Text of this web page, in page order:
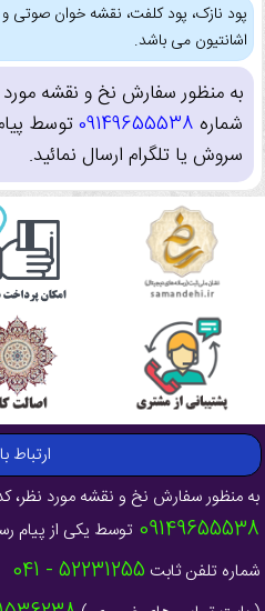
پود نازک، پود کلفت، نقشه خوان صوتی
اشانتیون می باشد.
به منظور سفارش نخ و نقشه
شماره 09149655538توسط
سروش یا تلگرام ارسال نمائید.
ارتباط
به منظور سفارش نخ و نقشه مورد نظر،
09149655538 توسط یکی از پیام
شماره تلفن ثابت 52231255 - 041